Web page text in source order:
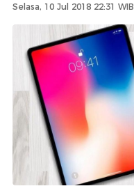
Selasa, 10 Jul 2018 22:31 WIB